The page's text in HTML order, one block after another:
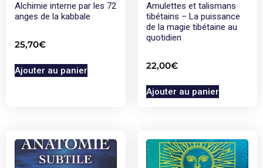
Alchimie interne par les 72
anges de la kabbale
25,70€
Ajouter au panier
Amulettes et talismans
tibétains – La puissance
de la magie tibétaine au
quotidien
22,00€
Ajouter au panier